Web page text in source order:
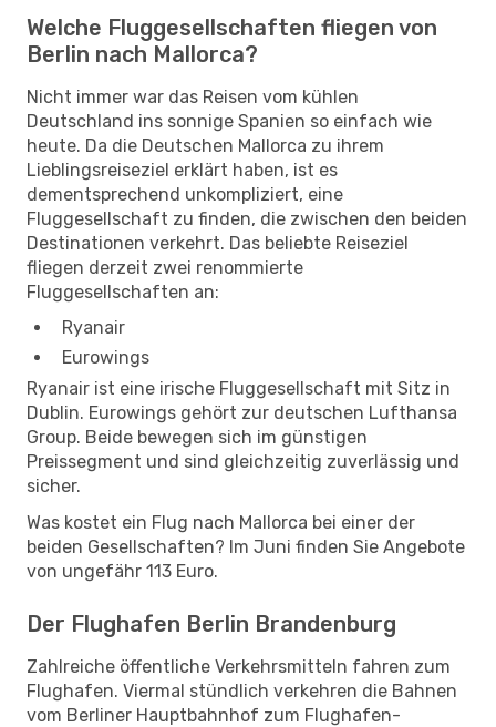
Welche Fluggesellschaften fliegen von
Berlin nach Mallorca?
Nicht immer war das Reisen vom kühlen
Deutschland ins sonnige Spanien so einfach wie
heute. Da die Deutschen Mallorca zu ihrem
Lieblingsreiseziel erklärt haben, ist es
dementsprechend unkompliziert, eine
Fluggesellschaft zu finden, die zwischen den beiden
Destinationen verkehrt. Das beliebte Reiseziel
fliegen derzeit zwei renommierte
Fluggesellschaften an:
Ryanair
Eurowings
Ryanair ist eine irische Fluggesellschaft mit Sitz in
Dublin. Eurowings gehört zur deutschen Lufthansa
Group. Beide bewegen sich im günstigen
Preissegment und sind gleichzeitig zuverlässig und
sicher.
Was kostet ein Flug nach Mallorca bei einer der
beiden Gesellschaften? Im Juni finden Sie Angebote
von ungefähr 113 Euro.
Der Flughafen Berlin Brandenburg
Zahlreiche öffentliche Verkehrsmitteln fahren zum
Flughafen. Viermal stündlich verkehren die Bahnen
vom Berliner Hauptbahnhof zum Flughafen-